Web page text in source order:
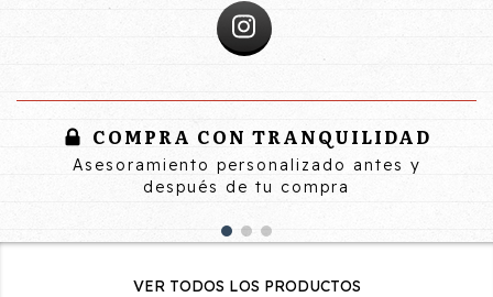
COMPRA CON TRANQUILIDAD
Asesoramiento personalizado antes y
después de tu compra
VER TODOS LOS PRODUCTOS